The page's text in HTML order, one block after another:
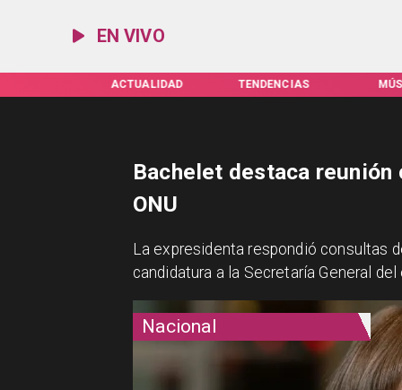
EN VIVO
TENDENCIAS MÚSICA
Nacional
Bachelet destaca reunión
ONU
La expresidenta respondió consultas
candidatura a la Secretaría General